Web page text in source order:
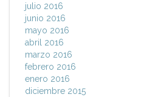
julio 2016
junio 2016
mayo 2016
abril 2016
marzo 2016
febrero 2016
enero 2016
diciembre 2015